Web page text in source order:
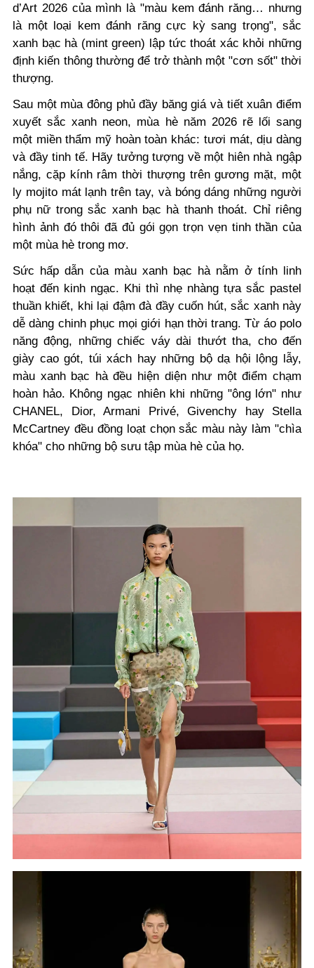
d’Art 2026 của mình là "màu kem đánh răng… nhưng
là một loại kem đánh răng cực kỳ sang trọng", sắc
xanh bạc hà (mint green) lập tức thoát xác khỏi những
định kiến thông thường để trở thành một "cơn sốt" thời
thượng.
Sau một mùa đông phủ đầy băng giá và tiết xuân điểm
xuyết sắc xanh neon, mùa hè năm 2026 rẽ lối sang
một miền thẩm mỹ hoàn toàn khác: tươi mát, dịu dàng
và đầy tinh tế. Hãy tưởng tượng về một hiên nhà ngập
nắng, cặp kính râm thời thượng trên gương mặt, một
ly mojito mát lạnh trên tay, và bóng dáng những người
phụ nữ trong sắc xanh bạc hà thanh thoát. Chỉ riêng
hình ảnh đó thôi đã đủ gói gọn trọn vẹn tinh thần của
một mùa hè trong mơ.
Sức hấp dẫn của màu xanh bạc hà nằm ở tính linh
hoạt đến kinh ngạc. Khi thì nhẹ nhàng tựa sắc pastel
thuần khiết, khi lại đậm đà đầy cuốn hút, sắc xanh này
dễ dàng chinh phục mọi giới hạn thời trang. Từ áo polo
năng động, những chiếc váy dài thướt tha, cho đến
giày cao gót, túi xách hay những bộ dạ hội lộng lẫy,
màu xanh bạc hà đều hiện diện như một điểm chạm
hoàn hảo. Không ngạc nhiên khi những "ông lớn" như
CHANEL, Dior, Armani Privé, Givenchy hay Stella
McCartney đều đồng loạt chọn sắc màu này làm "chìa
khóa" cho những bộ sưu tập mùa hè của họ.